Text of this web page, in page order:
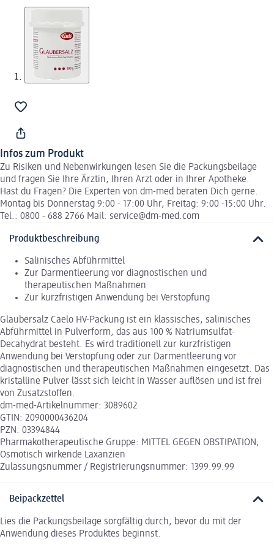
Infos zum Produkt
Zu Risiken und Nebenwirkungen lesen Sie die Packungsbeilage
und fragen Sie Ihre Ärztin, Ihren Arzt oder in Ihrer Apotheke.
Hast du Fragen? Die Experten von dm-med beraten Dich gerne.
Montag bis Donnerstag 9:00 - 17:00 Uhr, Freitag: 9:00 -15:00 Uhr.
Tel.: 0800 - 688 2766 Mail: service@dm-med.com
Produktbeschreibung
Salinisches Abführmittel
Zur Darmentleerung vor diagnostischen und
therapeutischen Maßnahmen
Zur kurzfristigen Anwendung bei Verstopfung
Glaubersalz Caelo HV-Packung ist ein klassisches, salinisches
Abführmittel in Pulverform, das aus 100 % Natriumsulfat-
Decahydrat besteht. Es wird traditionell zur kurzfristigen
Anwendung bei Verstopfung oder zur Darmentleerung vor
diagnostischen und therapeutischen Maßnahmen eingesetzt. Das
kristalline Pulver lässt sich leicht in Wasser auflösen und ist frei
von Zusatzstoffen.
dm-med-Artikelnummer: 3089602
GTIN: 2090000436204
PZN: 03394844
Pharmakotherapeutische Gruppe: MITTEL GEGEN OBSTIPATION,
Osmotisch wirkende Laxanzien
Zulassungsnummer / Registrierungsnummer: 1399.99.99
Beipackzettel
Lies die Packungsbeilage sorgfältig durch, bevor du mit der
Anwendung dieses Produktes beginnst.